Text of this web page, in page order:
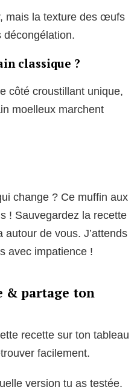
mais la texture des œufs
décongélation.
classique ?
côté croustillant unique,
moelleux marchent
change ? Ce muffin aux
! Sauvegardez la recette
de vous. J’attends
avec impatience !
& partage ton
recette sur ton tableau
facilement.
version tu as testée.